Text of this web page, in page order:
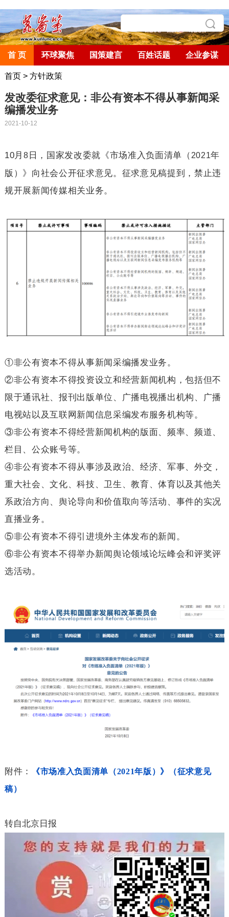
首 页 环球聚焦 国策建言 百姓话题 企业参谋
首页> 方针政策
发改委征求意见：非公有资本不得从事新闻采
编播发业务
2021-10-12
10月 8 日，国家发改委就《市场准入负面清单（ 2021年
版）》向社会公开征求意见。征求意见稿提到，禁止违
规开展新闻传媒相关业务。
①非公有资本不得从事新闻采编播发业务。
②非公有资本不得投资设立和经营新闻机构，包括但不
限于通讯社、报刊出版单位、广播电视播出机构、广播
电视站以及互联网新闻信息采编发布服务机构等。
③非公有资本不得经营新闻机构的版面、频率、频道、
栏目、公众账号等。
④非公有资本不得从事涉及政治、经济、军事、外交，
重大社会、文化、科技、卫生、教育、体育以及其他关
系政治方向、舆论导向和价值取向等活动、事件的实况
直播业务。
⑤非公有资本不得引进境外主体发布的新闻。
⑥非公有资本不得举办新闻舆论领域论坛峰会和评奖评
选活动。
附件： 《市场准入负面清单（2021年版）》（征求意见
稿）
转自北京日报